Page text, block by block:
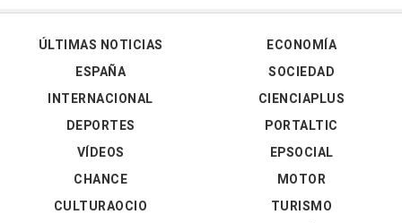
ÚLTIMAS NOTICIAS
ESPAÑA
INTERNACIONAL
DEPORTES
VÍDEOS
ECONOMÍA
SOCIEDAD
CIENCIAPLUS
PORTALTIC
EPSOCIAL
CHANCE
CULTURAOCIO
MOTOR
TURISMO